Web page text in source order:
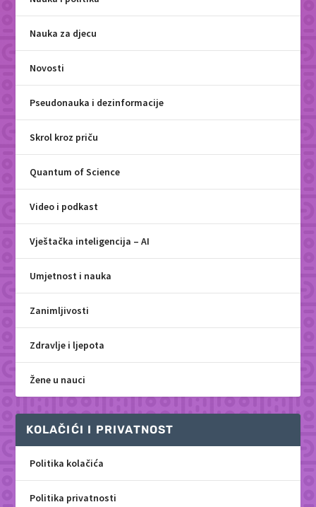
Nauka za djecu
Novosti
Pseudonauka i dezinformacije
Skrol kroz priču
Quantum of Science
Video i podkast
Vještačka inteligencija – AI
Umjetnost i nauka
Zanimljivosti
Zdravlje i ljepota
Žene u nauci
KOLAČIĆI I PRIVATNOST
Politika kolačića
Politika privatnosti